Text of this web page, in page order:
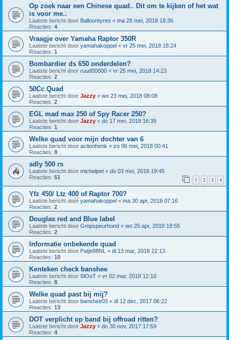
Op zoek naar een Chinese quad.. Dit om te kijken of het wat
is voor me..
Laatste bericht door Balloontyres « ma 28 mei, 2018 18:36
Reacties: 4
Vraagje over Yamaha Raptor 350R
Laatste bericht door yamahakoppel « vr 25 mei, 2018 18:24
Reacties: 1
Bombardier ds 650 onderdelen?
Laatste bericht door ruud00000 « vr 25 mei, 2018 14:23
Reacties: 2
50Cc Quad
Laatste bericht door Jazzy « wo 23 mei, 2018 08:08
Reacties: 2
EGL mad max 250 of Spy Racer 250?
Laatste bericht door Jazzy « do 17 mei, 2018 16:39
Reacties: 1
Welke quad voor mijn dochter van 6
Laatste bericht door actionhenk « zo 06 mei, 2018 00:41
Reacties: 8
adly 500 rs
Laatste bericht door michelpet « do 03 mei, 2018 19:45
Reacties: 51 1 2 3 4
Yfz 450/ Ltz 400 of Raptor 700?
Laatste bericht door yamahakoppel « ma 30 apr, 2018 07:16
Reacties: 2
Douglas red and Blue label
Laatste bericht door Gmpspeurhond « wo 25 apr, 2018 18:55
Reacties: 2
Informatie onbekende quad
Laatste bericht door Patje88NL « di 13 mar, 2018 22:13
Reacties: 10
Kenteken check banshee
Laatste bericht door SlOoT « vr 02 mar, 2018 12:10
Reacties: 8
Welke quad past bij mij?
Laatste bericht door banshee03 « di 12 dec, 2017 06:22
Reacties: 13
DOT verplicht op band bij offroad ritten?
Laatste bericht door Jazzy « do 30 nov, 2017 17:59
Reacties: 4